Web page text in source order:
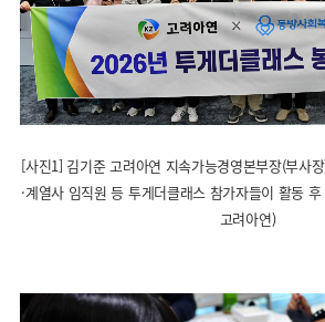
[사진1] 김기준 고려아연 지속가능경영본부장(부사
·계열사 임직원 등 투게더클래스 참가자들이 활동
고려아연)